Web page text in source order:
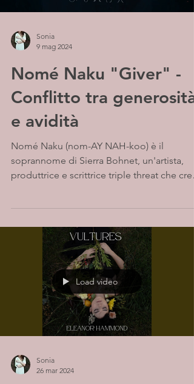
Sonia
9 mag 2024
Nomé Naku "Giver" -
Conflitto tra generosità
e avidità
Nomé Naku (nom-AY NAH-koo) è il
soprannome di Sierra Bohnet, un'artista,
produttrice e scrittrice triple threat che crea
Load video
Sonia
26 mar 2024